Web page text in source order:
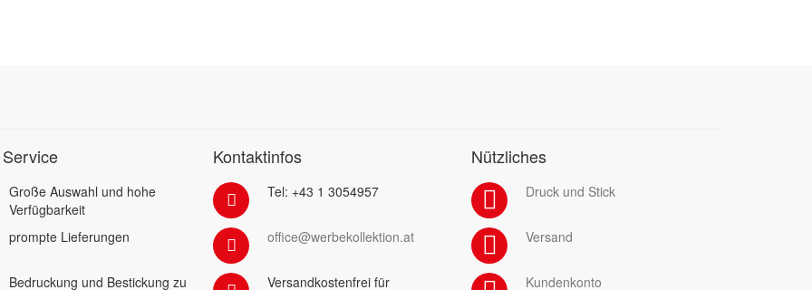
Große Auswahl und hohe
Verfügbarkeit
prompte Lieferungen
Bedruckung und Bestickung zu
Kontaktinfos
Tel: +43 1 3054957
office@werbekollektion.at
Versandkostenfrei für
Nützliches
Druck und Stick
Versand
Kundenkonto